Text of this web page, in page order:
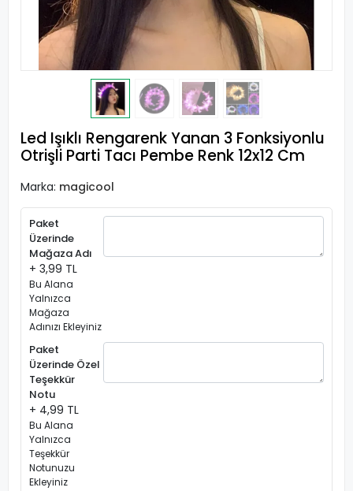
Led Işıklı Rengarenk Yanan 3 Fonksiyonlu
Otrişli Parti Tacı Pembe Renk 12x12 Cm
Marka: magicool
Paket
Üzerinde
Mağaza Adı
+ 3,99 TL
Bu Alana
Yalnızca
Mağaza
Adınızı Ekleyiniz
Paket
Üzerinde Özel
Teşekkür
Notu
+ 4,99 TL
Bu Alana
Yalnızca
Teşekkür
Notunuzu
Ekleyiniz